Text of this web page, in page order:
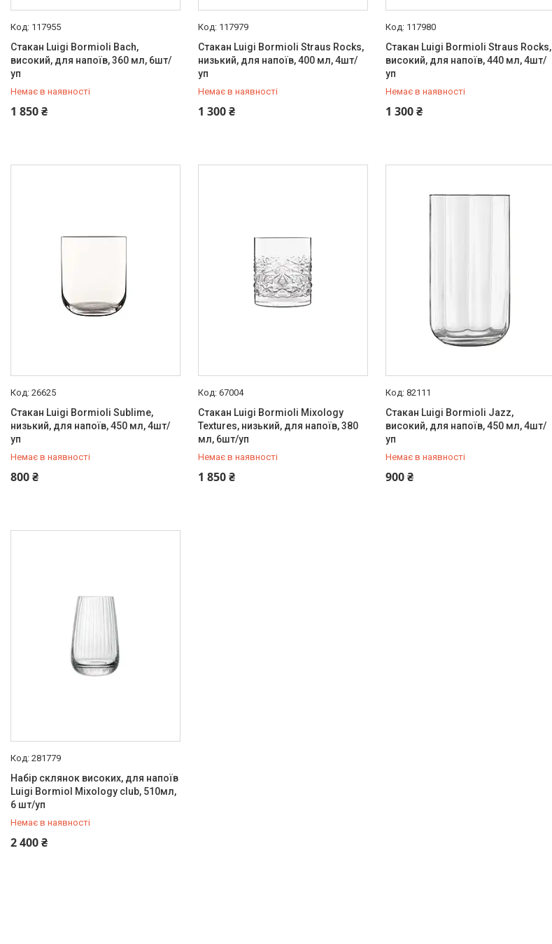
117955
Стакан Luigi Bormioli Bach,
високий, для напоїв, 360 мл, 6шт/
уп
Немає в наявності
1 850 ₴
+380 (67) 519-99-10
117979
Стакан Luigi Bormioli Straus Rocks,
низький, для напоїв, 400 мл, 4шт/
уп
Немає в наявності
1 300 ₴
+380 (67) 519-99-10
117980
Стакан Luigi Bormioli Straus Rocks,
високий, для напоїв, 440 мл, 4шт/
уп
Немає в наявності
1 300 ₴
+380 (67) 519-99-10
26625
Стакан Luigi Bormioli Sublime,
низький, для напоїв, 450 мл, 4шт/
уп
Немає в наявності
800 ₴
+380 (67) 519-99-10
67004
Стакан Luigi Bormioli Mixology
Textures, низький, для напоїв, 380
мл, 6шт/уп
Немає в наявності
1 850 ₴
+380 (67) 519-99-10
82111
Стакан Luigi Bormioli Jazz,
високий, для напоїв, 450 мл, 4шт/
уп
Немає в наявності
900 ₴
+380 (67) 519-99-10
281779
Набір склянок високих, для напоїв
Luigi Bormiol Mixology club, 510мл,
6 шт/уп
Немає в наявності
2 400 ₴
+380 (67) 519-99-10